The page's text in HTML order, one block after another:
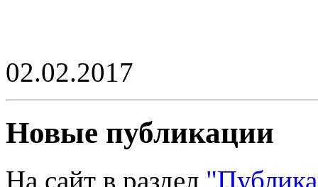
02.02.2017
Новые публикации
На сайт в раздел